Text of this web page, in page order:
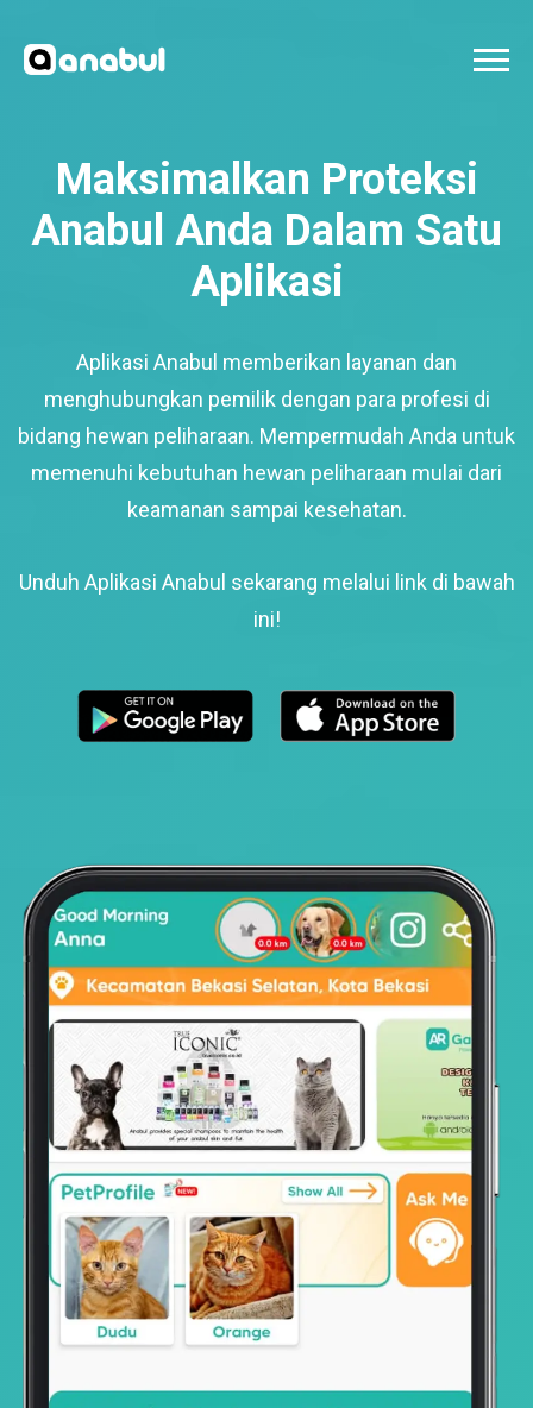
Maksimalkan Proteksi
Anabul Anda Dalam Satu
Aplikasi
Aplikasi Anabul memberikan layanan dan
menghubungkan pemilik dengan para profesi di
bidang hewan peliharaan. Mempermudah Anda untuk
memenuhi kebutuhan hewan peliharaan mulai dari
keamanan sampai kesehatan.
Unduh Aplikasi Anabul sekarang melalui link di bawah
ini!